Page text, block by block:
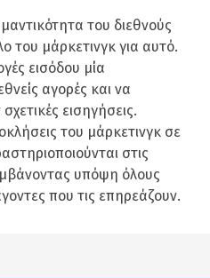
του διεθνούς
του μάρκετινγκ για αυτό.
εισόδου μία
αγορές και να
εισηγήσεις.
του μάρκετινγκ σε
στις
υπόψη όλους
που τις επηρεάζουν.